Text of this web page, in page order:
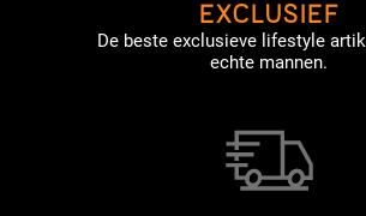
EXCLUSIEF
De beste exclusieve lifestyle
echte mannen.